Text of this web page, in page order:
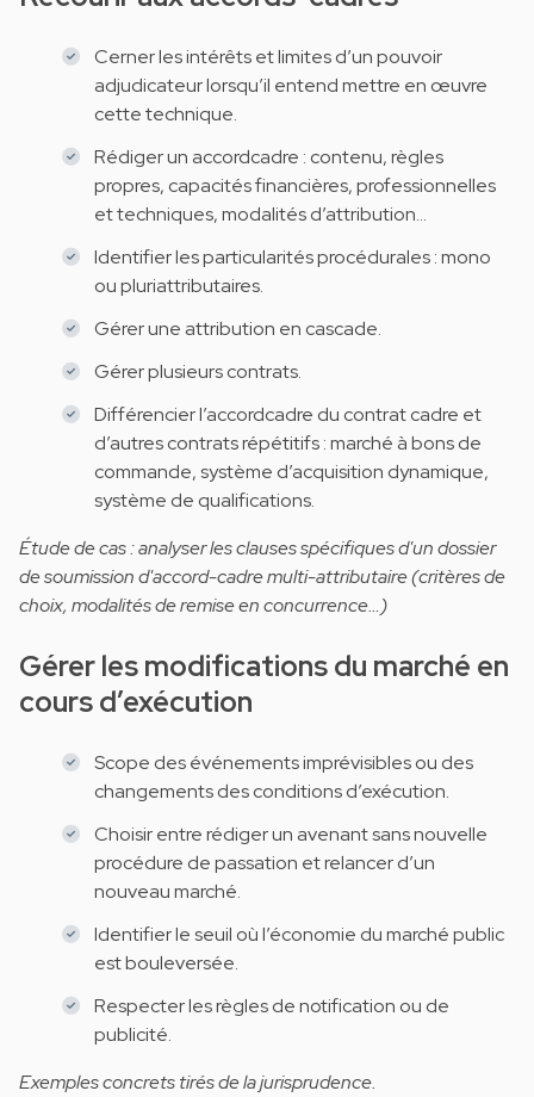
Cerner les intérêts et limites d’un pouvoir
adjudicateur lorsqu’il entend mettre en œuvre
cette technique.
Rédiger un accordcadre : contenu, règles
propres, capacités financières, professionnelles
et techniques, modalités d’attribution…
Identifier les particularités procédurales : mono
ou pluriattributaires.
Gérer une attribution en cascade.
Gérer plusieurs contrats.
Différencier l’accordcadre du contrat cadre et
d’autres contrats répétitifs : marché à bons de
commande, système d’acquisition dynamique,
système de qualifications.
Étude de cas : analyser les clauses spécifiques d'un dossier
de soumission d'accord-cadre multi-attributaire (critères de
choix, modalités de remise en concurrence…)
Gérer les modifications du marché en
cours d’exécution
Scope des événements imprévisibles ou des
changements des conditions d’exécution.
Choisir entre rédiger un avenant sans nouvelle
procédure de passation et relancer d’un
nouveau marché.
Identifier le seuil où l’économie du marché public
est bouleversée.
Respecter les règles de notification ou de
publicité.
Exemples concrets tirés de la jurisprudence.